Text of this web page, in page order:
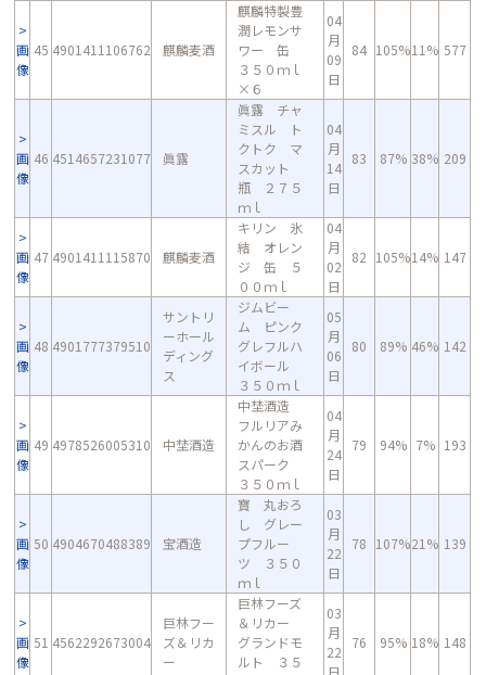
画
像
45 4901411106762 麒麟麦酒
麒麟特製豊
潤レモンサ
ワー 缶
３５０ｍｌ
×６
04
月
09
日
84 105%11% 577
画
像
46 4514657231077 眞露
眞露 チャ
ミスル ト
クトク マ
スカット
瓶 ２７５
ｍｌ
04
月
14
日
83 87% 38% 209
画
像
47 4901411115870 麒麟麦酒
キリン 氷
結 オレン
ジ 缶 ５
００ｍｌ
04
月
02
日
82 105%14% 147
画
像
48 4901777379510
サントリ
ーホール
ディング
ス
ジムビー
ム ピンク
グレフルハ
イボール
３５０ｍｌ
05
月
06
日
80 89% 46% 142
画
像
49 4978526005310 中埜酒造
中埜酒造
フルリアみ
かんのお酒
スパーク
３５０ｍｌ
04
月
24
日
79 94% 7% 193
画
像
50 4904670488389 宝酒造
寶 丸おろ
し グレー
プフルー
ツ ３５０
ｍｌ
03
月
22
日
78 107%21% 139
画
像
51 4562292673004
巨林フー
ズ＆リカ
ー
巨林フーズ
＆リカー
グランドモ
ルト ３５
03
月
22
日
76 95% 18% 148